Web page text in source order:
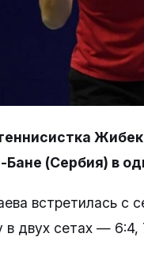
Бане (Сербия) в
встретилась с
двух сетах —